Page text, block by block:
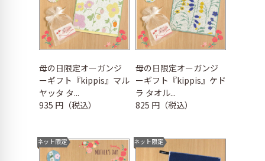
母の日限定オーガンジ
ーギフト『kippis』マル
ヤッタ タ...
935 円（税込）
母の日限定オーガンジ
ーギフト『kippis』ケド
ラ タオル...
825 円（税込）
ネット限定 ネット限定